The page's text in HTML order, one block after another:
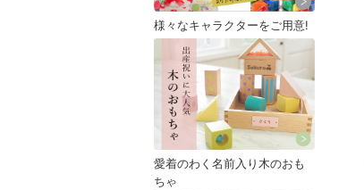
様々なキャラクターをご用意!
愛着のわく名前入り木のおも
ちゃ